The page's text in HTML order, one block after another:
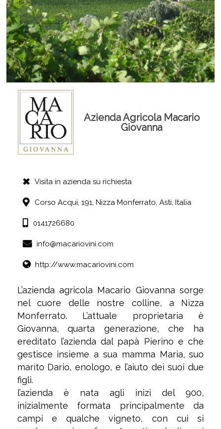
Azienda Agricola Macario
Giovanna
Visita in azienda su richiesta
Corso Acqui, 191, Nizza Monferrato, Asti, Italia
0141726680
info@macariovini.com
http://www.macariovini.com
L’azienda agricola Macario Giovanna sorge
nel cuore delle nostre colline, a Nizza
Monferrato. L’attuale proprietaria è
Giovanna, quarta generazione, che ha
ereditato l’azienda dal papà Pierino e che
gestisce insieme a sua mamma Maria, suo
marito Dario, enologo, e l’aiuto dei suoi due
figli.
l’azienda è nata agli inizi del 900,
inizialmente formata principalmente da
campi e qualche vigneto, con cui si